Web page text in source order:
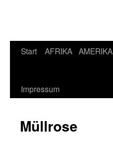
Start AFRIKA AMERIKA
Impressum
Müllrose